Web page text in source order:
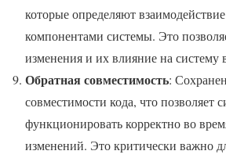
которые определяют
компонентами системы. Это
изменения и их влияние на систему
Обратная совместимость:
совместимости кода, что позволяет
функционировать корректно во
изменений. Это критически важно